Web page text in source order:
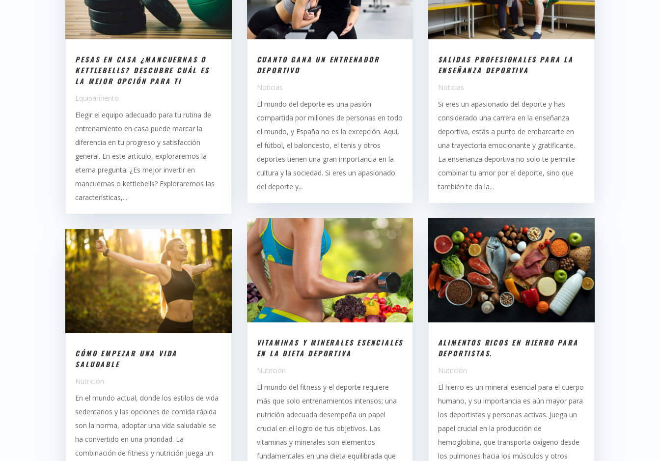
PESAS EN CASA ¿MANCUERNAS O
KETTLEBELLS? DESCUBRE CUÁL ES
LA MEJOR OPCIÓN PARA TI
Equipamiento
Elegir el equipo adecuado para tu rutina de
entrenamiento en casa puede marcar la
diferencia en tu progreso y satisfacción
general. En este artículo, exploraremos la
eterna pregunta: ¿Es mejor invertir en
mancuernas o kettlebells? Exploraremos las
características,...
CÓMO EMPEZAR UNA VIDA
SALUDABLE
Nutrición
En el mundo actual, donde los estilos de vida
sedentarios y las opciones de comida rápida
son la norma, adoptar una vida saludable se
ha convertido en una prioridad. La
combinación de fitness y nutrición juega un
CUANTO GANA UN ENTRENADOR
DEPORTIVO
Noticias
El mundo del deporte es una pasión
compartida por millones de personas en todo
el mundo, y España no es la excepción. Aquí,
el fútbol, el baloncesto, el tenis y otros
deportes tienen una gran importancia en la
cultura y la sociedad. Si eres un apasionado
del deporte y...
VITAMINAS Y MINERALES ESENCIALES
EN LA DIETA DEPORTIVA
Nutrición
El mundo del fitness y el deporte requiere
más que solo entrenamientos intensos; una
nutrición adecuada desempeña un papel
crucial en el logro de tus objetivos. Las
vitaminas y minerales son elementos
fundamentales en una dieta equilibrada que
SALIDAS PROFESIONALES PARA LA
ENSEÑANZA DEPORTIVA
Noticias
Si eres un apasionado del deporte y has
considerado una carrera en la enseñanza
deportiva, estás a punto de embarcarte en
una trayectoria emocionante y gratificante.
La enseñanza deportiva no solo te permite
combinar tu amor por el deporte, sino que
también te da la...
ALIMENTOS RICOS EN HIERRO PARA
DEPORTISTAS.
Nutrición
El hierro es un mineral esencial para el cuerpo
humano, y su importancia es aún mayor para
los deportistas y personas activas. Juega un
papel crucial en la producción de
hemoglobina, que transporta oxígeno desde
los pulmones hacia los músculos y otros